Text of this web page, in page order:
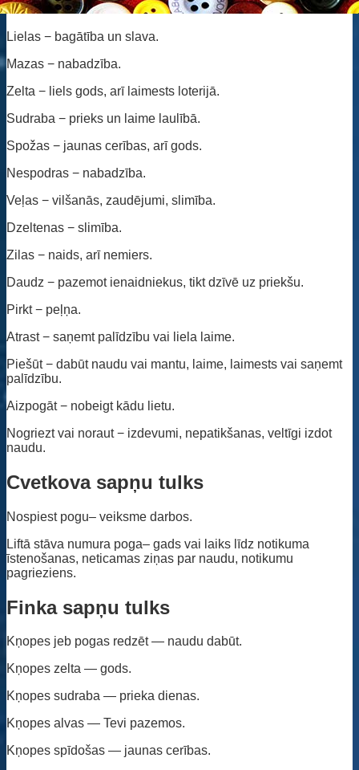
Lielas − bagātība un slava.
Mazas − nabadzība.
Zelta − liels gods, arī laimests loterijā.
Sudraba − prieks un laime laulībā.
Spožas − jaunas cerības, arī gods.
Nespodras − nabadzība.
Veļas − vilšanās, zaudējumi, slimība.
Dzeltenas − slimība.
Zilas − naids, arī nemiers.
Daudz − pazemot ienaidniekus, tikt dzīvē uz priekšu.
Pirkt − peļņa.
Atrast − saņemt palīdzību vai liela laime.
Piešūt − dabūt naudu vai mantu, laime, laimests vai saņemt
palīdzību.
Aizpogāt − nobeigt kādu lietu.
Nogriezt vai noraut − izdevumi, nepatikšanas, veltīgi izdot
naudu.
Cvetkova sapņu tulks
Nospiest pogu– veiksme darbos.
Liftā stāva numura poga– gads vai laiks līdz notikuma
īstenošanas, neticamas ziņas par naudu, notikumu
pagrieziens.
Finka sapņu tulks
Kņopes jeb pogas redzēt — naudu dabūt.
Kņopes zelta — gods.
Kņopes sudraba — prieka dienas.
Kņopes alvas — Tevi pazemos.
Kņopes spīdošas — jaunas cerības.